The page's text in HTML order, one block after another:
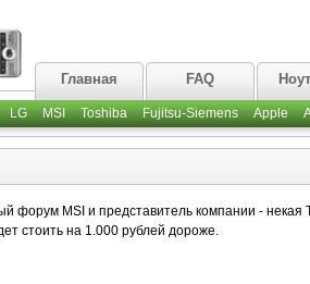
Главная FAQ
LG MSI Toshiba Fujitsu-Siemens Apple
форум MSI и представитель компании - некая
стоить на 1.000 рублей дороже.